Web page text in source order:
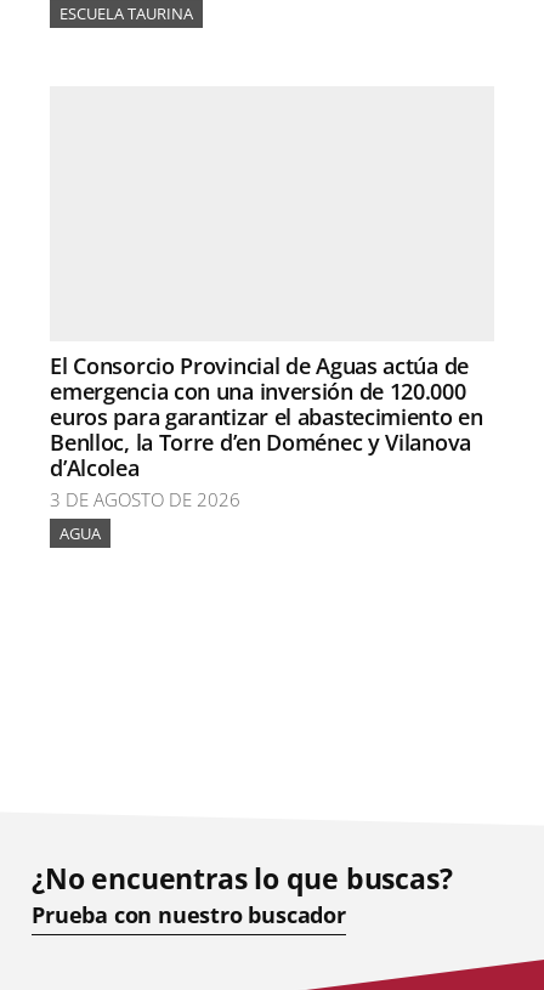
ESCUELA TAURINA
El Consorcio Provincial de Aguas actúa de
emergencia con una inversión de 120.000
euros para garantizar el abastecimiento en
Benlloc, la Torre d’en Doménec y Vilanova
d’Alcolea
3 DE AGOSTO DE 2026
AGUA
¿No encuentras lo que buscas?
Prueba con nuestro buscador